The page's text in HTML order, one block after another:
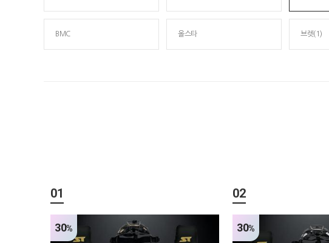
BMC 올스타 브렛(1)
01
30%
02
30%